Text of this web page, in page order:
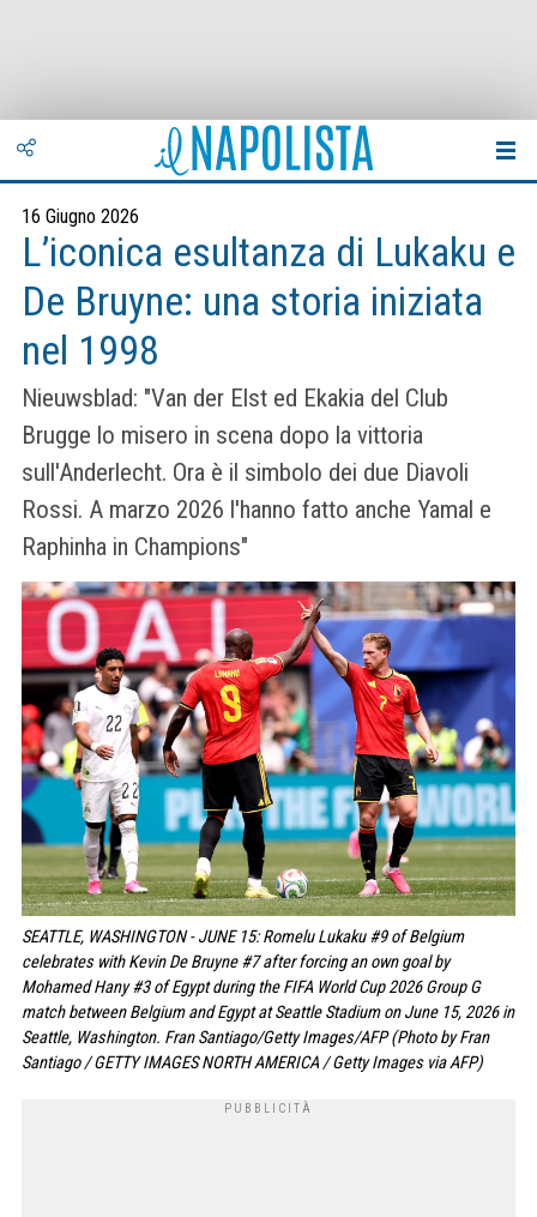
16 Giugno 2026
L’iconica esultanza di Lukaku e
De Bruyne: una storia iniziata
nel 1998
Nieuwsblad: "Van der Elst ed Ekakia del Club
Brugge lo misero in scena dopo la vittoria
sull'Anderlecht. Ora è il simbolo dei due Diavoli
Rossi. A marzo 2026 l'hanno fatto anche Yamal e
Raphinha in Champions"
SEATTLE, WASHINGTON - JUNE 15: Romelu Lukaku #9 of Belgium
celebrates with Kevin De Bruyne #7 after forcing an own goal by
Mohamed Hany #3 of Egypt during the FIFA World Cup 2026 Group G
match between Belgium and Egypt at Seattle Stadium on June 15, 2026 in
Seattle, Washington. Fran Santiago/Getty Images/AFP (Photo by Fran
Santiago / GETTY IMAGES NORTH AMERICA / Getty Images via AFP)